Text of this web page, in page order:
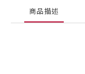
商品描述